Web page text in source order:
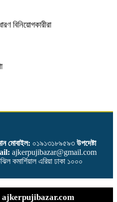
বিনিয়োগকারীরা
মোবাইল: ০১৯১৩১৮৯৫৯৩ উপদেষ্টা
ajkerpujibazar@gmail.com
কমার্শিয়াল এরিয়া ঢাকা ১০০০
ajkerpujibazar.com